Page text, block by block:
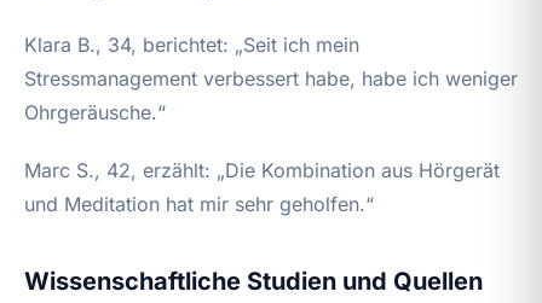
Klara B., 34, berichtet: „Seit ich mein
Stressmanagement verbessert habe, habe ich weniger
Ohrgeräusche.“
Marc S., 42, erzählt: „Die Kombination aus Hörgerät
und Meditation hat mir sehr geholfen.“
Wissenschaftliche Studien und Quellen